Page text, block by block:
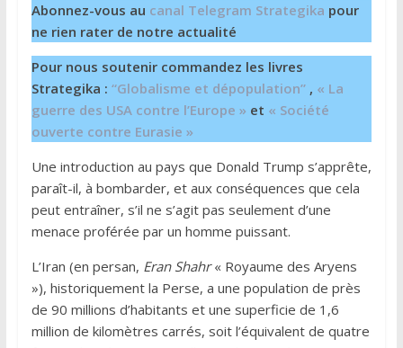
Abonnez-vous au canal Telegram Strategika pour
ne rien rater de notre actualité
Pour nous soutenir commandez les livres
Strategika : “Globalisme et dépopulation”, « La
guerre des USA contre l’Europe » et « Société
ouverte contre Eurasie »
Une introduction au pays que Donald Trump s’apprête,
paraît-il, à bombarder, et aux conséquences que cela
peut entraîner, s’il ne s’agit pas seulement d’une
menace proférée par un homme puissant.
L’Iran (en persan, Eran Shahr« Royaume des Aryens
»), historiquement la Perse, a une population de près
de 90 millions d’habitants et une superficie de 1,6
million de kilomètres carrés, soit l’équivalent de quatre